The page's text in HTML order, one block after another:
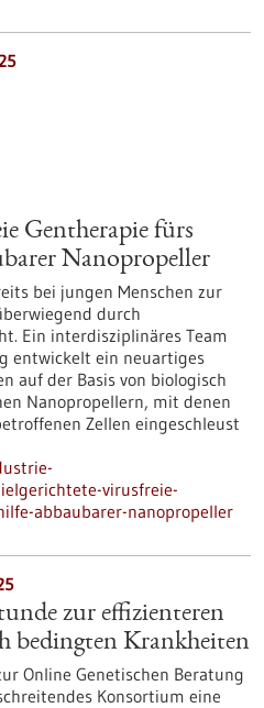
Gentherapie fürs
Nanopropeller
bei jungen Menschen zur
durch
Ein interdisziplinäres Team
entwickelt ein neuartiges
auf der Basis von biologisch
Nanopropellern, mit denen
Zellen eingeschleust
virusfreie-
abbaubarer-nanopropeller
zur effizienteren
bedingten Krankheiten
Online Genetischen Beratung
Konsortium eine